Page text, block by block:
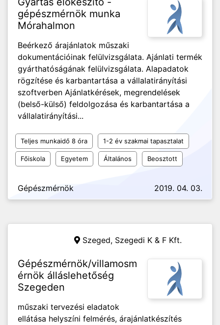
gépészmérnök munka
Mórahalmon
Beérkező árajánlatok műszaki
dokumentációinak felülvizsgálata. Ajánlati termék
gyárthatóságának felülvizsgálata. Alapadatok
rögzítése és karbantartása a vállalatirányítási
szoftverben Ajánlatkérések, megrendelések
(belső-külső) feldolgozása és karbantartása a
vállalatirányítási...
Teljes munkaidő 8 óra 1-2 év szakmai tapasztalat
Főiskola Egyetem Általános Beosztott
Gépészmérnök 2019. 04. 03.
Szeged, Szegedi K & F Kft.
Gépészmérnök/villamosm
érnök álláslehetőség
Szegeden
műszaki tervezési eladatok
ellátása helyszíni felmérés, árajánlatkészítés